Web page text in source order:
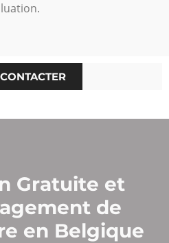
Gratuite et
de
en Belgique